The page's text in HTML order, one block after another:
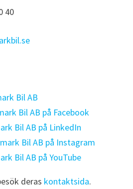
40
Bil AB
Bil AB på Facebook
Bil AB på LinkedIn
Bil AB på Instagram
Bil AB på YouTube
deras kontaktsida.